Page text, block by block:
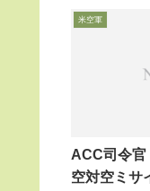
米空軍
ACC司令官
空対空ミサ